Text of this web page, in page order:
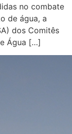
no combate
de água, a
dos Comitês
Água […]